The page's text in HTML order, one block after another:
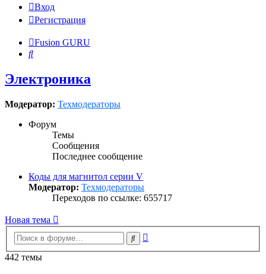
Вход
Регистрация
Fusion GURU
Поиск
Электроника
Модератор: Техмодераторы
Форум
Темы
Сообщения
Последнее сообщение
Коды для магнитол серии V
Модератор: Техмодераторы
Переходов по ссылке: 655717
Новая тема
Поиск
442 темы